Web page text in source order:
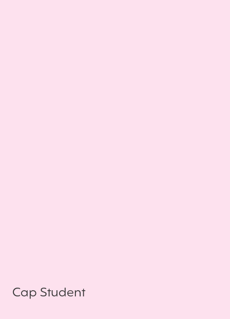
Cap Student